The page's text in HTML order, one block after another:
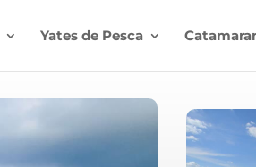
Yates de Pesca